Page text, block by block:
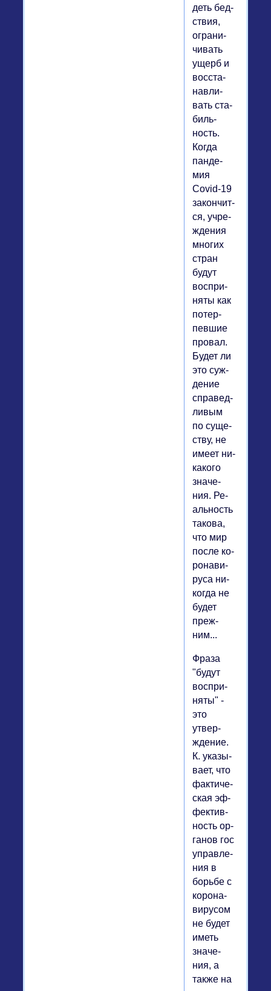
деть бед­
ствия,
огра­ни­
чи­вать
ущерб и
вос­ста­
нав­ли­
вать ста­
биль­
ность.
Когда
пан­де­
мия
Covid-19
за­кон­чит­
ся, учре­
жде­ния
многих
стран
будут
вос­при­
ня­ты как
по­тер­
пев­шие
провал.
Будет ли
это суж­
де­ние
спра­вед­
ли­вым
по су­ще­
ству, не
имеет ни­
ка­ко­го
зна­че­
ния. Ре­
аль­ность
такова,
что мир
после ко­
ро­на­ви­
ру­са ни­
ко­гда не
будет
преж­
ним...
Фраза
"будут
вос­при­
ня­ты" -
это
утвер­
жде­ние.
К. ука­зы­
ва­ет, что
фак­ти­че­
ская эф­
фек­тив­
ность ор­
га­нов гос
управ­ле­
ния в
борьбе с
ко­ро­на­
ви­ру­сом
не будет
иметь
зна­че­
ния, а
также на